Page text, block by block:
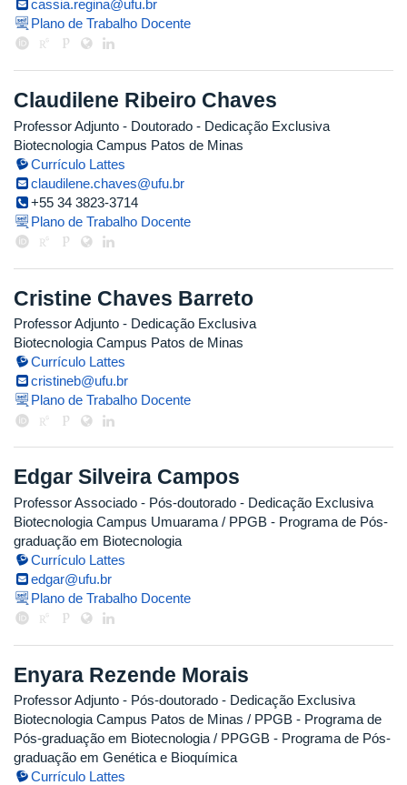
cassia.regina@ufu.br
Plano de Trabalho Docente
Claudilene Ribeiro Chaves
Professor Adjunto - Doutorado - Dedicação Exclusiva
Biotecnologia Campus Patos de Minas
Currículo Lattes
claudilene.chaves@ufu.br
+55 34 3823-3714
Plano de Trabalho Docente
Cristine Chaves Barreto
Professor Adjunto - Dedicação Exclusiva
Biotecnologia Campus Patos de Minas
Currículo Lattes
cristineb@ufu.br
Plano de Trabalho Docente
Edgar Silveira Campos
Professor Associado - Pós-doutorado - Dedicação Exclusiva
Biotecnologia Campus Umuarama / PPGB - Programa de Pós-
graduação em Biotecnologia
Currículo Lattes
edgar@ufu.br
Plano de Trabalho Docente
Enyara Rezende Morais
Professor Adjunto - Pós-doutorado - Dedicação Exclusiva
Biotecnologia Campus Patos de Minas / PPGB - Programa de
Pós-graduação em Biotecnologia / PPGGB - Programa de Pós-
graduação em Genética e Bioquímica
Currículo Lattes